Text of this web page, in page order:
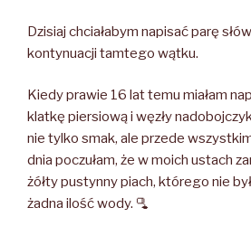
Dzisiaj chciałabym napisać parę
kontynuacji tamtego wątku.
Kiedy prawie 16 lat temu miałam
klatkę piersiową i węzły
nie tylko smak, ale przede
dnia poczułam, że w moich ustach
żółty pustynny piach, którego nie
żadna ilość wody. 🫗